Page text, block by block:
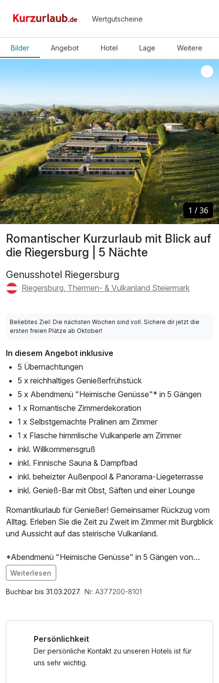
Wertgutscheine
Bilder Angebot Hotel Lage Weitere
Romantischer Kurzurlaub mit Blick auf
die Riegersburg | 5 Nächte
Genusshotel Riegersburg
Riegersburg, Thermen- & Vulkanland Steiermark
1 /36
1 /36
Beliebtes Ziel: Die nächsten Wochen sind voll. Sichere dir jetzt die
ersten freien Plätze ab Oktober!
In diesem Angebot inklusive
5 Übernachtungen
5 x reichhaltiges Genießerfrühstück
5 x Abendmenü "Heimische Genüsse"* in 5 Gängen
1 x Romantische Zimmerdekoration
1 x Selbstgemachte Pralinen am Zimmer
1 x Flasche himmlische Vulkanperle am Zimmer
inkl. Willkommensgruß
inkl. Finnische Sauna & Dampfbad
inkl. beheizter Außenpool & Panorama-Liegeterrasse
inkl. Genieß-Bar mit Obst, Säften und einer Lounge
Romantikurlaub für Genießer! Gemeinsamer Rückzug vom
Alltag. Erleben Sie die Zeit zu Zweit im Zimmer mit Burgblick
und Aussicht auf das steirische Vulkanland.
*Abendmenü "Heimische Genüsse" in 5 Gängen von
Montag bis Samstag, Sonntags hat unser Restaurant
geschlossen
Im Angebot enthalten
Nutzung des Wellnessbereichs, W-LAN Nutzung /
Weiterlesen
Buchbar bis 31.03.2027. Nr: A377200-8101
Persönlichkeit
Der persönliche Kontakt zu unseren Hotels ist für
uns sehr wichtig.